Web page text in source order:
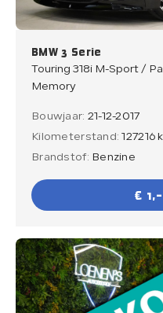
BMW 3 Serie
Touring 318i M-Sport /
Memory
Bouwjaar: 21-12-2017
Kilometerstand:127216
Brandstof: Benzine
€ 1,-